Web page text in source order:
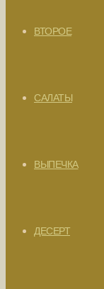
ВТОРОЕ
САЛАТЫ
ВЫПЕЧКА
ДЕСЕРТ